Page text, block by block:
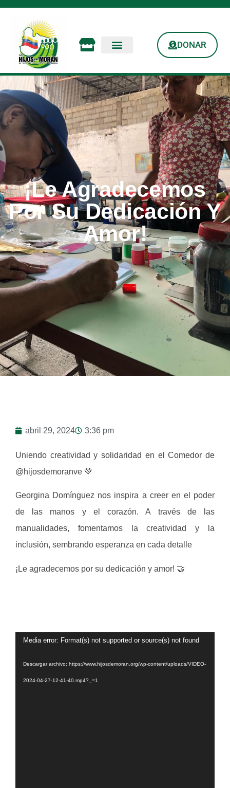
DONAR
¡Le Agradecemos
Por Su Dedicación Y
Amor!
abril 29, 2024 3:36 pm
Uniendo creatividad y solidaridad en el Comedor de
@hijosdemoranve 💚
Georgina Domínguez nos inspira a creer en el poder
de las manos y el corazón. A través de las
manualidades, fomentamos la creatividad y la
inclusión, sembrando esperanza en cada detalle
¡Le agradecemos por su dedicación y amor! 🤝
Reproductor
Media error: Format(s) not supported or source(s) not found
Descargar archivo: https://www.hijosdemoran.org/wp-content/uploads/VIDEO-
2024-04-27-12-41-40.mp4?_=1